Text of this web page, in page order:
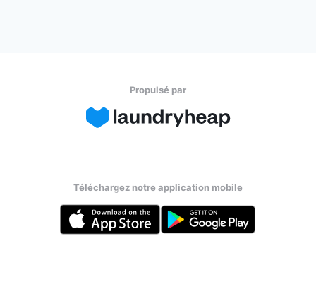
Propulsé par
Téléchargez notre application mobile